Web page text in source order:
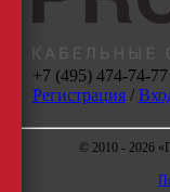
+7 (495) 474-74-77
Регистрация/
© 2010 - 2026